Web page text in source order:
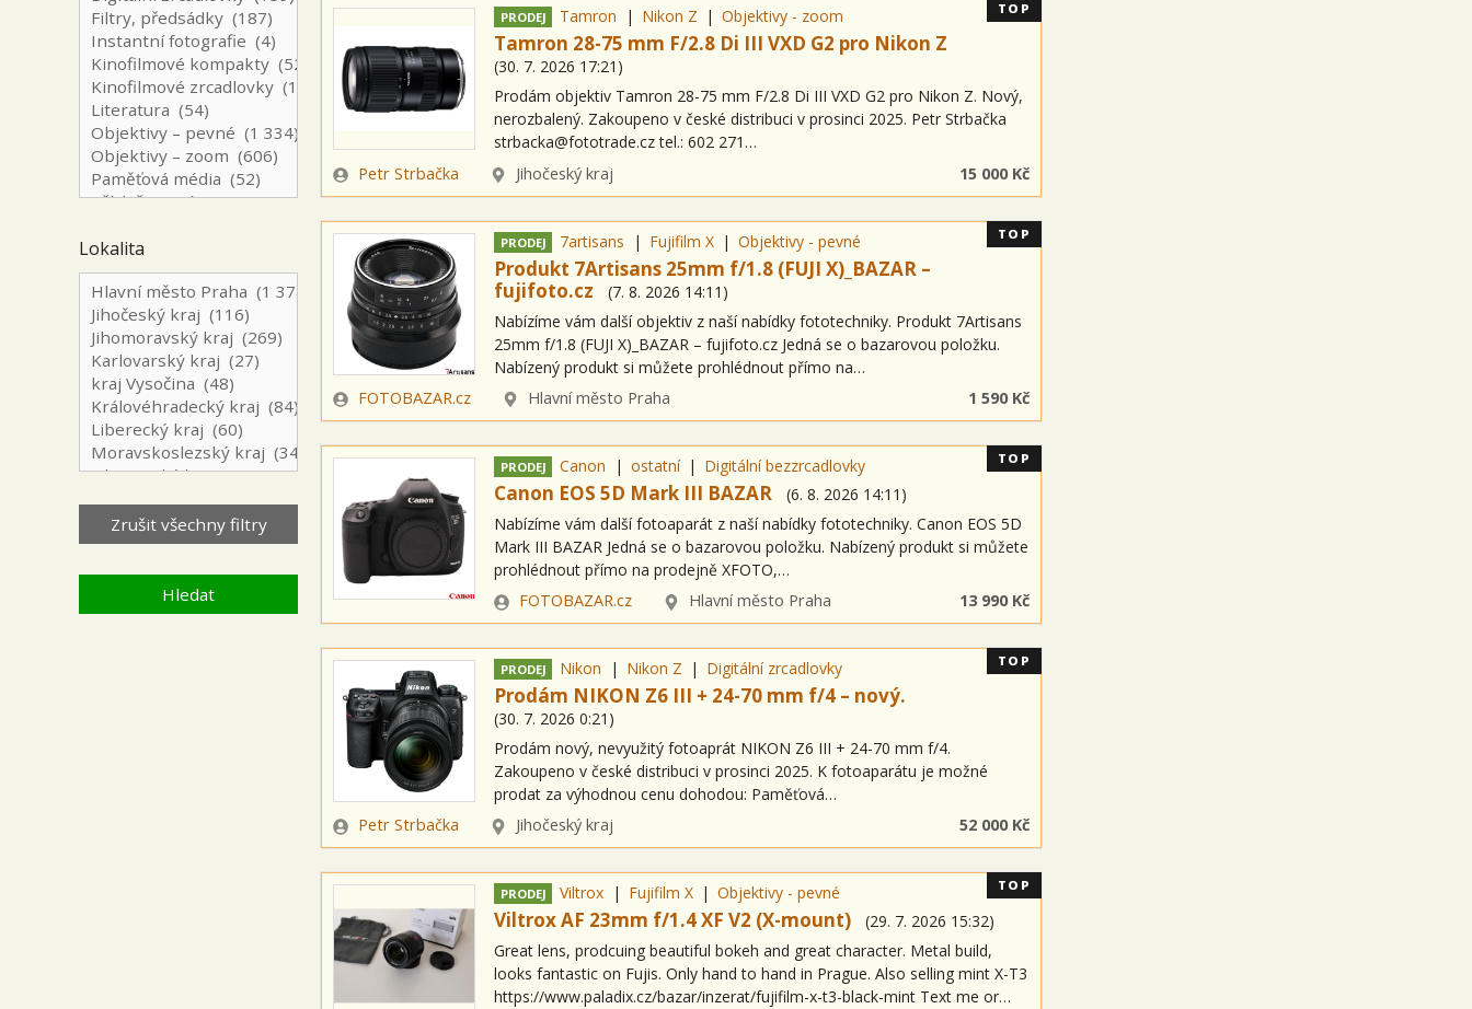
PRODEJ Tamron Nikon Z Objektivy - zoom
Tamron 28-75 mm F/2.8 Di III VXD G2 pro Nikon Z
(30. 7. 2026 17:21 )
Prodám objektiv Tamron 28-75 mm F/2.8 Di III VXD G2 pro Nikon Z. Nový,
nerozbalený. Zakoupeno v české distribuci v prosinci 2025. Petr Strbačka
strbacka@fototrade.cz tel.: 602 271…
Zadavatel
Petr Strbačka LokalitaJihočeský kraj 15 000 Kč
TOP
PRODEJ 7artisans Fujifilm X Objektivy - pevné
Produkt 7Artisans 25mm f/1.8 (FUJI X)_BAZAR –
fujifoto.cz
(7. 8. 2026 14:11 )
Nabízíme vám další objektiv z naší nabídky fototechniky. Produkt 7Artisans
25mm f/1.8 (FUJI X)_BAZAR – fujifoto.cz Jedná se o bazarovou položku.
Nabízený produkt si můžete prohlédnout přímo na…
Zadavatel
FOTOBAZAR.cz LokalitaHlavní město Praha 1 590 Kč
TOP
PRODEJ Canon ostatní Digitální bezzrcadlovky
Canon EOS 5D Mark III BAZAR (6. 8. 2026 14:11 )
Nabízíme vám další fotoaparát z naší nabídky fototechniky. Canon EOS 5D
Mark III BAZAR Jedná se o bazarovou položku. Nabízený produkt si můžete
prohlédnout přímo na prodejně XFOTO,…
Zadavatel
FOTOBAZAR.cz LokalitaHlavní město Praha 13 990 Kč
TOP
PRODEJ Nikon Nikon Z Digitální zrcadlovky
Prodám NIKON Z6 III + 24-70 mm f/4 – nový.
(30. 7. 2026 0:21 )
Prodám nový, nevyužitý fotoaprát NIKON Z6 III + 24-70 mm f/4.
Zakoupeno v české distribuci v prosinci 2025. K fotoaparátu je možné
prodat za výhodnou cenu dohodou: Paměťová…
Zadavatel
Petr Strbačka LokalitaJihočeský kraj 52 000 Kč
TOP
PRODEJ Viltrox Fujifilm X Objektivy - pevné
Viltrox AF 23mm f/1.4 XF V2 (X-mount) (29. 7. 2026 15:32)
Great lens, prodcuing beautiful bokeh and great character. Metal build,
looks fantastic on Fujis. Only hand to hand in Prague. Also selling mint X-T3
https://www.paladix.cz/bazar/inzerat/fujifilm-x-t3-black-mint Text me or…
TOP
Lokalita